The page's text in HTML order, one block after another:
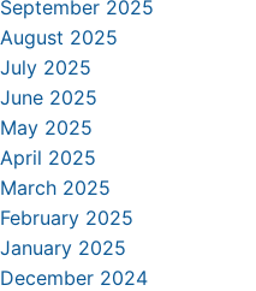
September 2025
August 2025
July 2025
June 2025
May 2025
April 2025
March 2025
February 2025
January 2025
December 2024